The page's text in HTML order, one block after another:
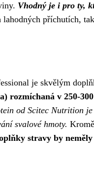
Vhodný je i pro ty,
příchutích,
je skvělým
rozmíchaná v 250-
od Scitec Nutrition
svalové hmoty.
stravy by